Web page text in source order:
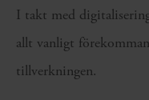
I takt med
allt vanligt
tillverkningen.